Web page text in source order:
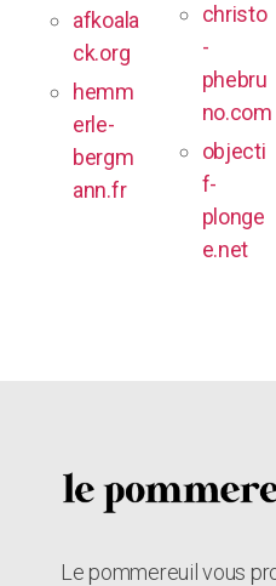
afkoala
ck.org
hemm
erle-
bergm
ann.fr
christo
-
phebru
no.com
objecti
f-
plonge
e.net
Le pommereuil vous